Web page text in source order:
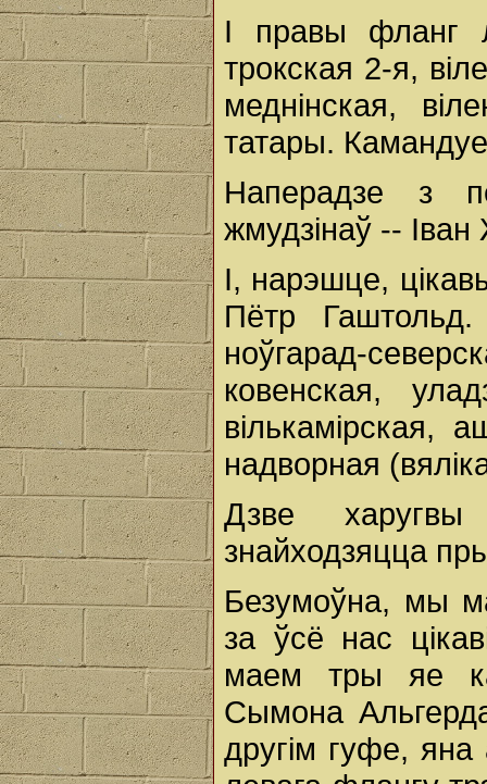
І правы фланг
трокская 2-я,
меднінская,
татары.
Наперадзе з
жмудзінаў -- Іван
І, нарэшце,
Пётр
ноўгарад-
ковенская,
вількамірская,
надворная
Дзве
знайходзяцца
Безумоўна, мы
за ўсё нас
маем тры яе
Сымона
другім гуфе, яна